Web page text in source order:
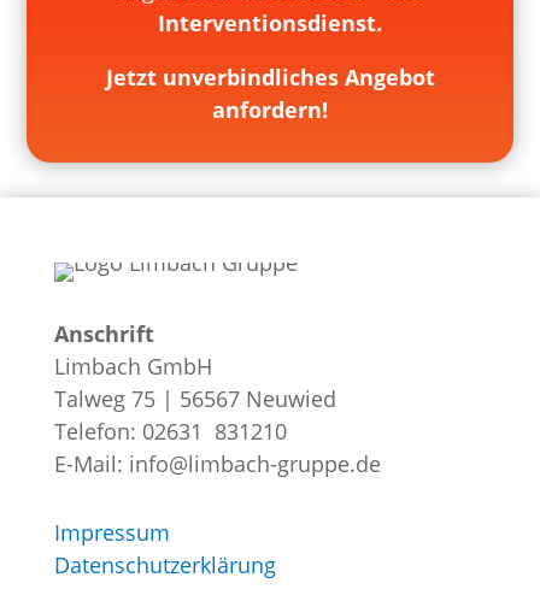
Interventionsdienst.
Jetzt unverbindliches Angebot
anfordern!
Anschrift
Limbach GmbH
Talweg 75 | 56567 Neuwied
Telefon: 02631 831210
E-Mail: info@limbach-gruppe.de
Impressum
Datenschutzerklärung